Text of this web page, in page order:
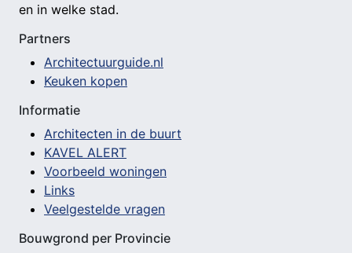
en in welke stad.
Partners
Architectuurguide.nl
Keuken kopen
Informatie
Architecten in de buurt
KAVEL ALERT
Voorbeeld woningen
Links
Veelgestelde vragen
Bouwgrond per Provincie